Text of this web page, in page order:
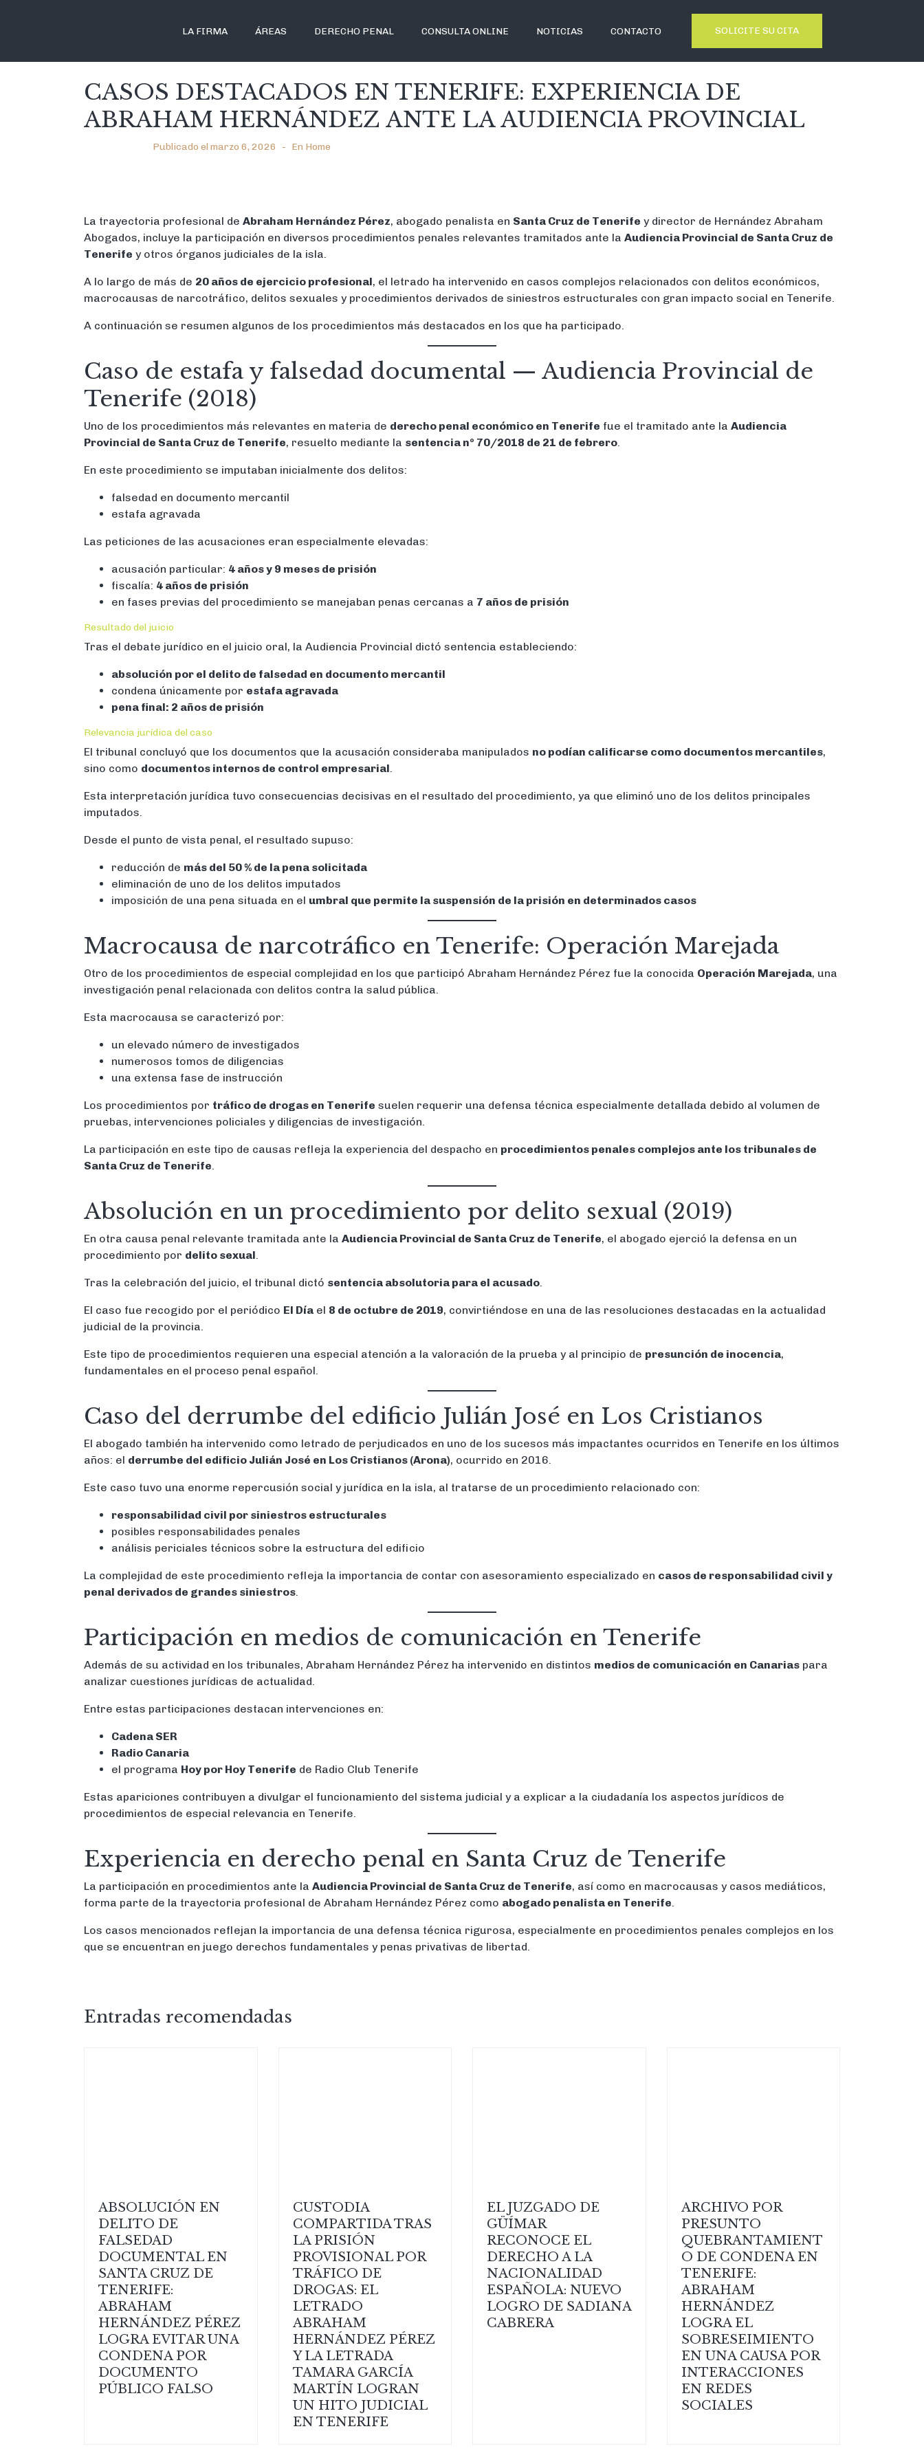
LA FIRMA ÁREAS DERECHO PENAL CONSULTA ONLINE NOTICIAS CONTACTO SOLICITE SU CITA
CASOS DESTACADOS EN TENERIFE: EXPERIENCIA DE
ABRAHAM HERNÁNDEZ ANTE LA AUDIENCIA PROVINCIAL
Publicado el marzo 6, 2026 En Home
La trayectoria profesional de Abraham Hernández Pérez, abogado penalista en Santa Cruz de Tenerife y director de Hernández Abraham
Abogados, incluye la participación en diversos procedimientos penales relevantes tramitados ante la Audiencia Provincial de Santa Cruz de
Tenerife y otros órganos judiciales de la isla.
A lo largo de más de 20 años de ejercicio profesional, el letrado ha intervenido en casos complejos relacionados con delitos económicos,
macrocausas de narcotráfico, delitos sexuales y procedimientos derivados de siniestros estructurales con gran impacto social en Tenerife.
A continuación se resumen algunos de los procedimientos más destacados en los que ha participado.
Caso de estafa y falsedad documental — Audiencia Provincial de
Tenerife (2018)
Uno de los procedimientos más relevantes en materia de derecho penal económico en Tenerife fue el tramitado ante la Audiencia
Provincial de Santa Cruz de Tenerife, resuelto mediante la sentencia nº 70/2018 de 21 de febrero.
En este procedimiento se imputaban inicialmente dos delitos:
falsedad en documento mercantil
estafa agravada
Las peticiones de las acusaciones eran especialmente elevadas:
acusación particular: 4 años y 9 meses de prisión
fiscalía: 4 años de prisión
en fases previas del procedimiento se manejaban penas cercanas a 7 años de prisión
Resultado del juicio
Tras el debate jurídico en el juicio oral, la Audiencia Provincial dictó sentencia estableciendo:
absolución por el delito de falsedad en documento mercantil
condena únicamente por estafa agravada
pena final: 2 años de prisión
Relevancia jurídica del caso
El tribunal concluyó que los documentos que la acusación consideraba manipulados no podían calificarse como documentos mercantiles,
sino como documentos internos de control empresarial.
Esta interpretación jurídica tuvo consecuencias decisivas en el resultado del procedimiento, ya que eliminó uno de los delitos principales
imputados.
Desde el punto de vista penal, el resultado supuso:
reducción de más del 50 % de la pena solicitada
eliminación de uno de los delitos imputados
imposición de una pena situada en el umbral que permite la suspensión de la prisión en determinados casos
Macrocausa de narcotráfico en Tenerife: Operación Marejada
Otro de los procedimientos de especial complejidad en los que participó Abraham Hernández Pérez fue la conocida Operación Marejada, una
investigación penal relacionada con delitos contra la salud pública.
Esta macrocausa se caracterizó por:
un elevado número de investigados
numerosos tomos de diligencias
una extensa fase de instrucción
Los procedimientos por tráfico de drogas en Tenerife suelen requerir una defensa técnica especialmente detallada debido al volumen de
pruebas, intervenciones policiales y diligencias de investigación.
La participación en este tipo de causas refleja la experiencia del despacho en procedimientos penales complejos ante los tribunales de
Santa Cruz de Tenerife.
Absolución en un procedimiento por delito sexual (2019)
En otra causa penal relevante tramitada ante la Audiencia Provincial de Santa Cruz de Tenerife, el abogado ejerció la defensa en un
procedimiento por delito sexual.
Tras la celebración del juicio, el tribunal dictó sentencia absolutoria para el acusado.
El caso fue recogido por el periódico El Día el 8 de octubre de 2019, convirtiéndose en una de las resoluciones destacadas en la actualidad
judicial de la provincia.
Este tipo de procedimientos requieren una especial atención a la valoración de la prueba y al principio de presunción de inocencia,
fundamentales en el proceso penal español.
Caso del derrumbe del edificio Julián José en Los Cristianos
El abogado también ha intervenido como letrado de perjudicados en uno de los sucesos más impactantes ocurridos en Tenerife en los últimos
años: el derrumbe del edificio Julián José en Los Cristianos (Arona), ocurrido en 2016.
Este caso tuvo una enorme repercusión social y jurídica en la isla, al tratarse de un procedimiento relacionado con:
responsabilidad civil por siniestros estructurales
posibles responsabilidades penales
análisis periciales técnicos sobre la estructura del edificio
La complejidad de este procedimiento refleja la importancia de contar con asesoramiento especializado en casos de responsabilidad civil y
penal derivados de grandes siniestros.
Participación en medios de comunicación en Tenerife
Además de su actividad en los tribunales, Abraham Hernández Pérez ha intervenido en distintos medios de comunicación en Canarias para
analizar cuestiones jurídicas de actualidad.
Entre estas participaciones destacan intervenciones en:
Cadena SER
Radio Canaria
el programa Hoy por Hoy Tenerife de Radio Club Tenerife
Estas apariciones contribuyen a divulgar el funcionamiento del sistema judicial y a explicar a la ciudadanía los aspectos jurídicos de
procedimientos de especial relevancia en Tenerife.
Experiencia en derecho penal en Santa Cruz de Tenerife
La participación en procedimientos ante la Audiencia Provincial de Santa Cruz de Tenerife, así como en macrocausas y casos mediáticos,
forma parte de la trayectoria profesional de Abraham Hernández Pérez como abogado penalista en Tenerife.
Los casos mencionados reflejan la importancia de una defensa técnica rigurosa, especialmente en procedimientos penales complejos en los
que se encuentran en juego derechos fundamentales y penas privativas de libertad.
Entradas recomendadas
ABSOLUCIÓN EN
DELITO DE
FALSEDAD
DOCUMENTAL EN
SANTA CRUZ DE
TENERIFE:
ABRAHAM
HERNÁNDEZ PÉREZ
LOGRA EVITAR UNA
CONDENA POR
DOCUMENTO
PÚBLICO FALSO
CUSTODIA
COMPARTIDA TRAS
LA PRISIÓN
PROVISIONAL POR
TRÁFICO DE
DROGAS: EL
LETRADO
ABRAHAM
HERNÁNDEZ PÉREZ
Y LA LETRADA
TAMARA GARCÍA
MARTÍN LOGRAN
UN HITO JUDICIAL
EN TENERIFE
EL JUZGADO DE
GÜÍMAR
RECONOCE EL
DERECHO A LA
NACIONALIDAD
ESPAÑOLA: NUEVO
LOGRO DE SADIANA
CABRERA
ARCHIVO POR
PRESUNTO
QUEBRANTAMIENT
O DE CONDENA EN
TENERIFE:
ABRAHAM
HERNÁNDEZ
LOGRA EL
SOBRESEIMIENTO
EN UNA CAUSA POR
INTERACCIONES
EN REDES
SOCIALES